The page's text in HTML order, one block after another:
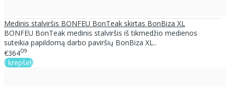
Medinis stalviršis BONFEU BonTeak skirtas BonBiza XL
BONFEU BonTeak medinis stalviršis iš tikmedžio medienos
suteikia papildomą darbo paviršių BonBiza XL..
€36409
Į krepšelį